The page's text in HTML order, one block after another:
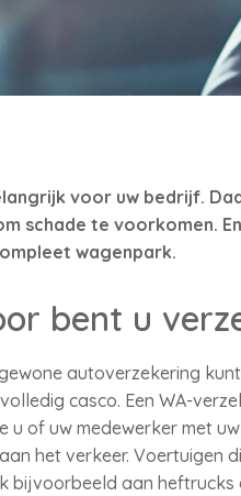
voor uw bedrijf.
schade te voorkomen.
wagenpark.
bent u
autoverzekering
casco. Een WA-
u of uw medewerker met
het verkeer. Voertuigen
bijvoorbeeld aan